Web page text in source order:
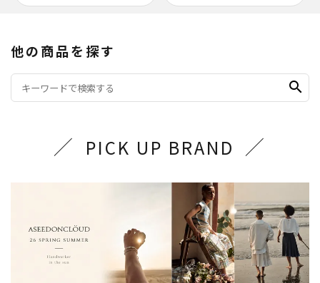
他の商品を探す
search
PICK UP BRAND